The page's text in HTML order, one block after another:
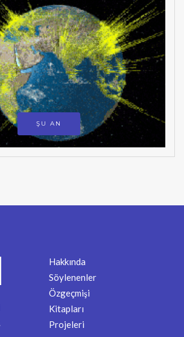
ŞU AN
Hakkında
Söylenenler
Özgeçmişi
Kitapları
Projeleri